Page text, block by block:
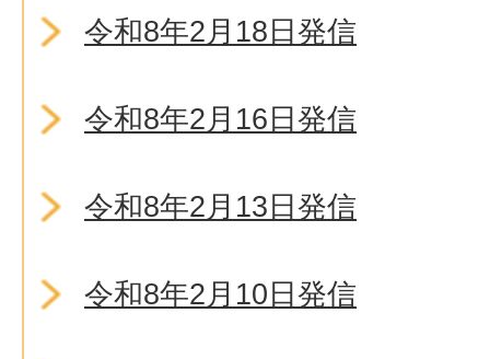
令和8年2月18日発信
令和8年2月16日発信
令和8年2月13日発信
令和8年2月10日発信